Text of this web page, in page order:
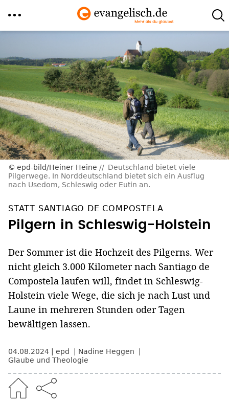
Inhalt
epd-bild/Heiner Heine
Deutschland bietet viele
Pilgerwege. In Norddeutschland bietet sich ein Ausflug
nach Usedom, Schleswig oder Eutin an.
STATT SANTIAGO DE COMPOSTELA
Pilgern in Schleswig-Holstein
Der Sommer ist die Hochzeit des Pilgerns. Wer
nicht gleich 3.000 Kilometer nach Santiago de
Compostela laufen will, findet in Schleswig-
Holstein viele Wege, die sich je nach Lust und
Laune in mehreren Stunden oder Tagen
bewältigen lassen.
04.08.2024 epd
Nadine Heggen
Glaube und Theologie